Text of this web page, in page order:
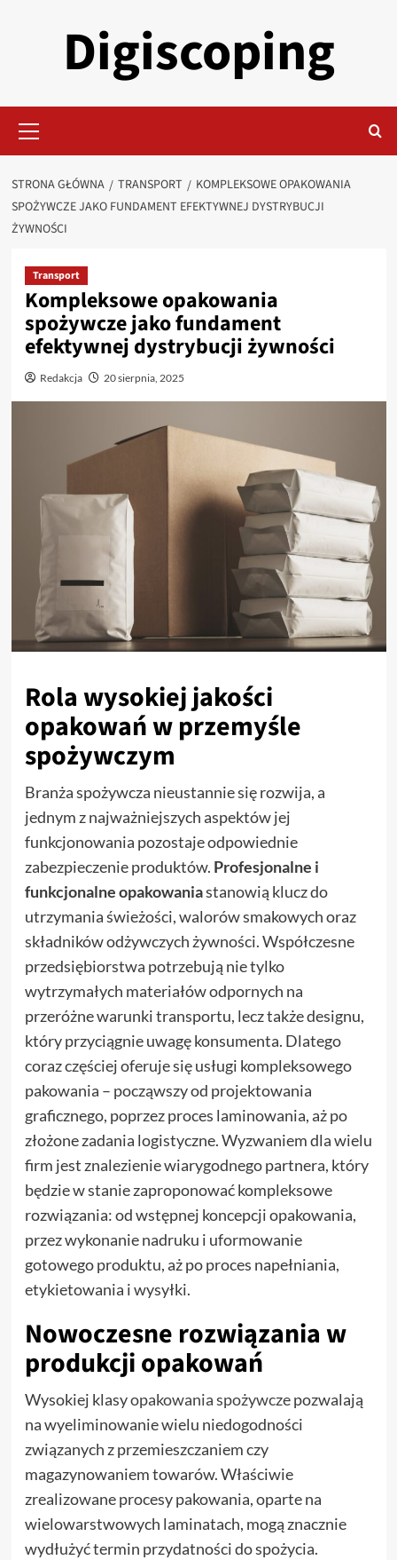
Digiscoping
główne
STRONA GŁÓWNA TRANSPORT
KOMPLEKSOWE OPAKOWANIA
SPOŻYWCZE JAKO FUNDAMENT EFEKTYWNEJ DYSTRYBUCJI
ŻYWNOŚCI
Transport
Kompleksowe opakowania
spożywcze jako fundament
efektywnej dystrybucji żywności
Redakcja 20 sierpnia, 2025
Rola wysokiej jakości
opakowań w przemyśle
spożywczym
Branża spożywcza nieustannie się rozwija, a
jednym z najważniejszych aspektów jej
funkcjonowania pozostaje odpowiednie
zabezpieczenie produktów. Profesjonalne i
funkcjonalne opakowaniastanowią klucz do
utrzymania świeżości, walorów smakowych oraz
składników odżywczych żywności. Współczesne
przedsiębiorstwa potrzebują nie tylko
wytrzymałych materiałów odpornych na
przeróżne warunki transportu, lecz także designu,
który przyciągnie uwagę konsumenta. Dlatego
coraz częściej oferuje się usługi kompleksowego
pakowania – począwszy od projektowania
graficznego, poprzez proces laminowania, aż po
złożone zadania logistyczne. Wyzwaniem dla wielu
firm jest znalezienie wiarygodnego partnera, który
będzie w stanie zaproponować kompleksowe
rozwiązania: od wstępnej koncepcji opakowania,
przez wykonanie nadruku i uformowanie
gotowego produktu, aż po proces napełniania,
etykietowania i wysyłki.
Nowoczesne rozwiązania w
produkcji opakowań
Wysokiej klasyopakowania spożywczepozwalają
na wyeliminowanie wielu niedogodności
związanych z przemieszczaniem czy
magazynowaniem towarów. Właściwie
zrealizowane procesy pakowania, oparte na
wielowarstwowych laminatach, mogą znacznie
wydłużyć termin przydatności do spożycia.